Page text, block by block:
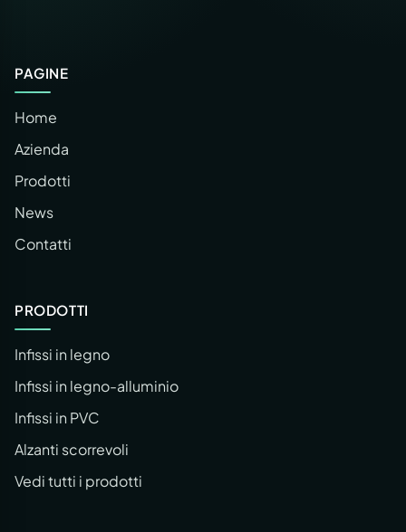
PAGINE
Home
Azienda
Prodotti
News
Contatti
PRODOTTI
Infissi in legno
Infissi in legno-alluminio
Infissi in PVC
Alzanti scorrevoli
Vedi tutti i prodotti